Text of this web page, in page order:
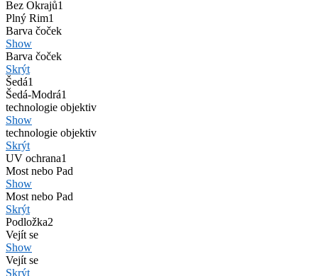
Bez Okrajů1
Plný Rim1
Barva čoček
Show
Barva čoček
Skrýt
Šedá1
Šedá-Modrá1
technologie objektiv
Show
technologie objektiv
Skrýt
UV ochrana1
Most nebo Pad
Show
Most nebo Pad
Skrýt
Podložka2
Vejít se
Show
Vejít se
Skrýt